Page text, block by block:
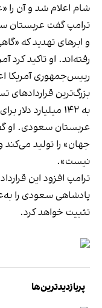
شام اعلام شد و آن را
ترامپ گفت عربستان
و ابرهای تهدید که
رفته‌اند. او تاکید
رییس‌جمهوری آمریکا
بزرگ‌ترین قراردادهای
به ۱۴۲ میلیارد
عربستان سعودی. او
جهان» را تولید
نیست».
ترامپ افزود این
پادشاهی سعودی را
تثبیت خواهد کرد.
پربازدیدترین‌ها